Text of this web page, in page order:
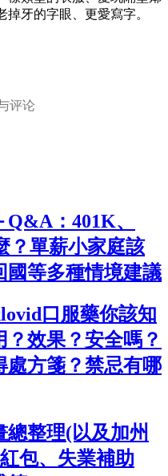
牙的字眼、更愛寫字。
评论
：401K、
？單薪小家庭該
國等多種情境建議
口服藥你該知
效果？安全嗎？
處方箋？禁忌有哪
整理(以及加州
包、失業補助